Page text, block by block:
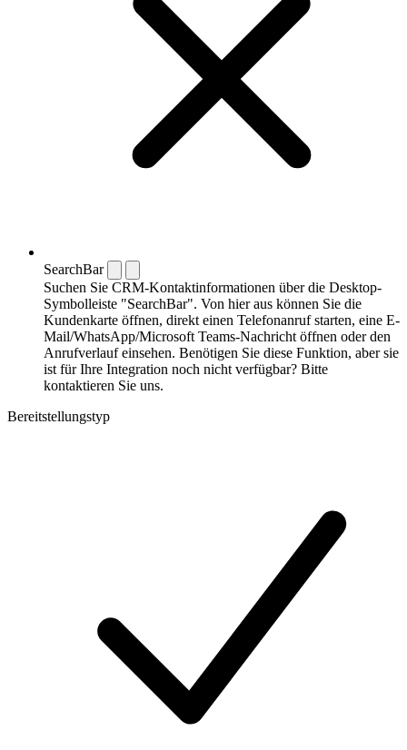
SearchBar
Suchen Sie CRM-Kontaktinformationen über die Desktop-
Symbolleiste "SearchBar". Von hier aus können Sie die
Kundenkarte öffnen, direkt einen Telefonanruf starten, eine E-
Mail/WhatsApp/Microsoft Teams-Nachricht öffnen oder den
Anrufverlauf einsehen. Benötigen Sie diese Funktion, aber sie
ist für Ihre Integration noch nicht verfügbar? Bitte
kontaktieren Sie uns.
Bereitstellungstyp